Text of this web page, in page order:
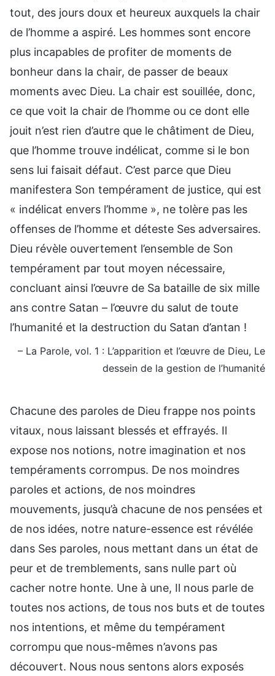
tout, des jours doux et heureux auxquels la chair
de l’homme a aspiré. Les hommes sont encore
plus incapables de profiter de moments de
bonheur dans la chair, de passer de beaux
moments avec Dieu. La chair est souillée, donc,
ce que voit la chair de l’homme ou ce dont elle
jouit n’est rien d’autre que le châtiment de Dieu,
que l’homme trouve indélicat, comme si le bon
sens lui faisait défaut. C’est parce que Dieu
manifestera Son tempérament de justice, qui est
« indélicat envers l’homme », ne tolère pas les
offenses de l’homme et déteste Ses adversaires.
Dieu révèle ouvertement l’ensemble de Son
tempérament par tout moyen nécessaire,
concluant ainsi l’œuvre de Sa bataille de six mille
ans contre Satan – l’œuvre du salut de toute
l’humanité et la destruction du Satan d’antan !
– La Parole, vol. 1 : L’apparition et l’œuvre de Dieu, Le
dessein de la gestion de l’humanité
Chacune des paroles de Dieu frappe nos points
vitaux, nous laissant blessés et effrayés. Il
expose nos notions, notre imagination et nos
tempéraments corrompus. De nos moindres
paroles et actions, de nos moindres
mouvements, jusqu’à chacune de nos pensées et
de nos idées, notre nature-essence est révélée
dans Ses paroles, nous mettant dans un état de
peur et de tremblements, sans nulle part où
cacher notre honte. Une à une, Il nous parle de
toutes nos actions, de tous nos buts et de toutes
nos intentions, et même du tempérament
corrompu que nous-mêmes n’avons pas
découvert. Nous nous sentons alors exposés